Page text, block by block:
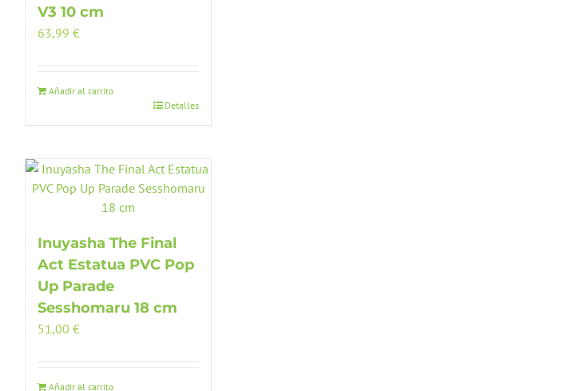
V3 10 cm
63,99€
Añadir al carrito
Detalles
Inuyasha The Final
Act Estatua PVC Pop
Up Parade
Sesshomaru 18 cm
51,00€
Añadir al carrito